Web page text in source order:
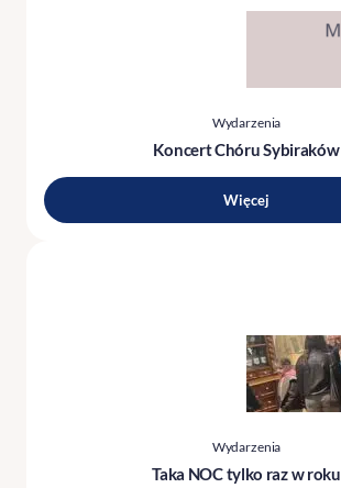
Wydarzenia
Koncert Chóru Sybiraków
Więcej
Wydarzenia
Taka NOC tylko raz w roku